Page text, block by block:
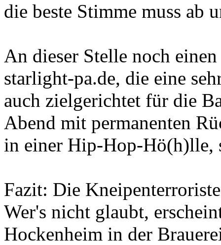
die beste Stimme muss ab
An dieser Stelle noch
starlight-pa.de, die eine
auch zielgerichtet für die
Abend mit permanenten
in einer Hip-Hop-Hö(h)lle,
Fazit: Die
Wer's nicht glaubt,
Hockenheim in der